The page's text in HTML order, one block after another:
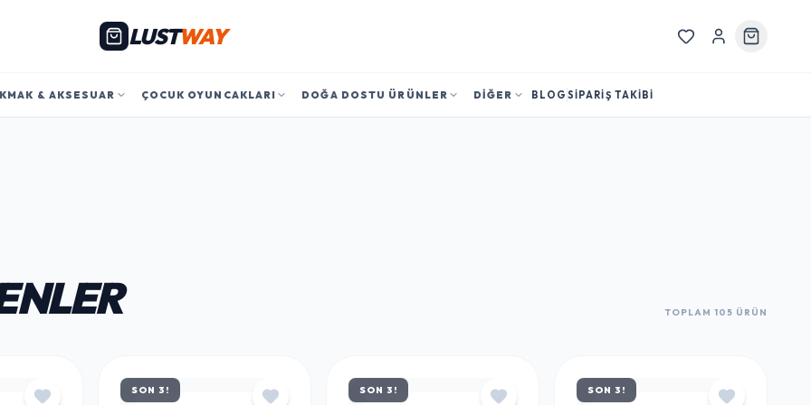
LUSTWAY
& AKSESUAR ÇOCUK OYUNCAKLARI DOĞA DOSTU ÜRÜNLER DİĞER BLOG SİPARİŞ TAKİBİ
TOPLAM 105 ÜRÜN
SON 3! SON 3! SON 3!